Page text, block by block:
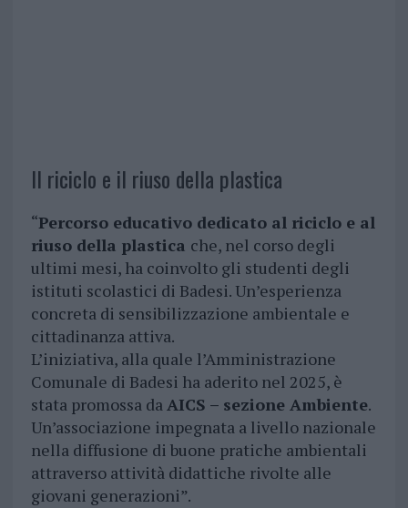
Il riciclo e il riuso della plastica
“Percorso educativo dedicato al riciclo e al
riuso della plastica che, nel corso degli
ultimi mesi, ha coinvolto gli studenti degli
istituti scolastici di Badesi. Un’esperienza
concreta di sensibilizzazione ambientale e
cittadinanza attiva.
L’iniziativa, alla quale l’Amministrazione
Comunale di Badesi ha aderito nel 2025, è
stata promossa daAICS – sezione Ambiente.
Un’associazione impegnata a livello nazionale
nella diffusione di buone pratiche ambientali
attraverso attività didattiche rivolte alle
giovani generazioni”.